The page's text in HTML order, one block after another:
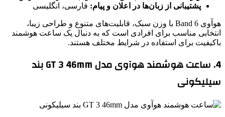
پشتیبانی از زبان‌ها در اعلان و پیام: فارسی، انگلیسی
هوآوی Band 6 با وزن سبک، قابلیت‌های متنوع و طراحی زیبا،
انتخابی مناسب برای افرادی است که به دنبال یک ساعت هوشمند
باکیفیت برای استفاده در شرایط مختلف هستند.
4. ساعت هوشمند هوآوی مدل GT 3 46mm بند
سیلیکونی